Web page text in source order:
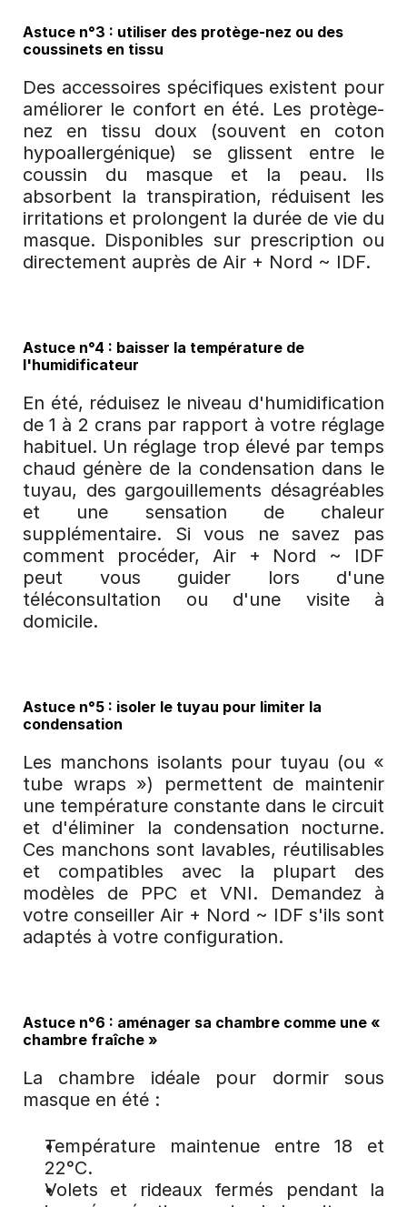
Astuce n°3 : utiliser des protège-nez ou des
coussinets en tissu
Des accessoires spécifiques existent pour
améliorer le confort en été. Les protège-
nez en tissu doux (souvent en coton
hypoallergénique) se glissent entre le
coussin du masque et la peau. Ils
absorbent la transpiration, réduisent les
irritations et prolongent la durée de vie du
masque. Disponibles sur prescription ou
directement auprès de Air + Nord ~ IDF.
Astuce n°4 : baisser la température de
l'humidificateur
En été, réduisez le niveau d'humidification
de 1 à 2 crans par rapport à votre réglage
habituel. Un réglage trop élevé par temps
chaud génère de la condensation dans le
tuyau, des gargouillements désagréables
et une sensation de chaleur
supplémentaire. Si vous ne savez pas
comment procéder, Air + Nord ~ IDF
peut vous guider lors d'une
téléconsultation ou d'une visite à
domicile.
Astuce n°5 : isoler le tuyau pour limiter la
condensation
Les manchons isolants pour tuyau (ou «
tube wraps ») permettent de maintenir
une température constante dans le circuit
et d'éliminer la condensation nocturne.
Ces manchons sont lavables, réutilisables
et compatibles avec la plupart des
modèles de PPC et VNI. Demandez à
votre conseiller Air + Nord ~ IDF s'ils sont
adaptés à votre configuration.
Astuce n°6 : aménager sa chambre comme une «
chambre fraîche »
La chambre idéale pour dormir sous
masque en été :
Température maintenue entre 18 et
22°C.
Volets et rideaux fermés pendant la